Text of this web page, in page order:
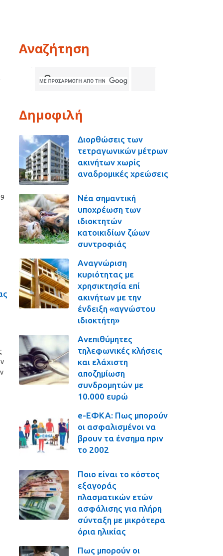
Αναζήτηση
Δημοφιλή
Διορθώσεις των
τετραγωνικών μέτρων
ακινήτων χωρίς
αναδρομικές χρεώσεις
Νέα σημαντική
υποχρέωση των
ιδιοκτητών
κατοικιδίων ζώων
συντροφιάς
Αναγνώριση
κυριότητας με
χρησικτησία επί
ακινήτων με την
ένδειξη «αγνώστου
ιδιοκτήτη»
Ανεπιθύμητες
τηλεφωνικές κλήσεις
και ελάχιστη
αποζημίωση
συνδρομητών με
10.000 ευρώ
e-ΕΦΚΑ: Πως μπορούν
οι ασφαλισμένοι να
βρουν τα ένσημα πριν
το 2002
Ποιο είναι το κόστος
εξαγοράς
πλασματικών ετών
ασφάλισης για πλήρη
σύνταξη με μικρότερα
όρια ηλικίας
Πως μπορούν οι